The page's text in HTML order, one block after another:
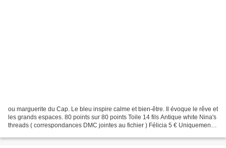
ou marguerite du Cap. Le bleu inspire calme et bien-être. Il évoque le rêve et
les grands espaces. 80 points sur 80 points Toile 14 fils Antique white Nina's
threads ( correspondances DMC jointes au fichier ) Félicia 5 € Uniquement